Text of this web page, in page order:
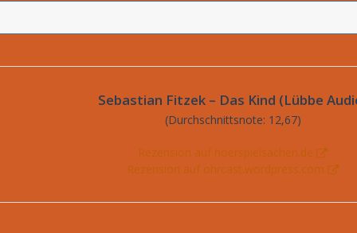
Sebastian Fitzek – Das Kind (Lübbe
(Durchschnittsnote: 12,67)
Rezension auf hoerspielsachen.de
Rezension auf ohrcast.wordpress.com